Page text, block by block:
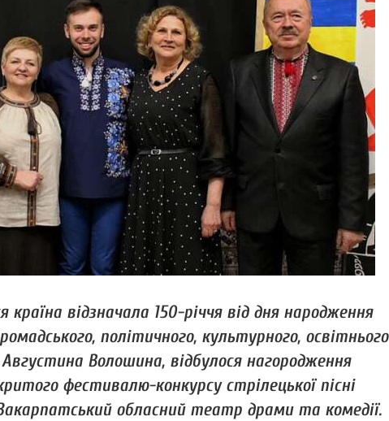
країна відзначала 150-річчя від дня народження
політичного, культурного, освітнього
Августина Волошина, відбулося нагородження
фестивалю-конкурсу стрілецької пісні
обласний театр драми та комедії.